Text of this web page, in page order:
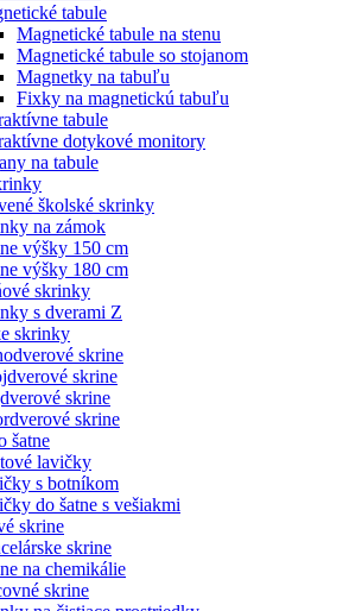
tabule
Magnetické tabule na stenu
Magnetické tabule so stojanom
Magnetky na tabuľu
Fixky na magnetickú tabuľu
tabule
dotykové monitory
na tabule
školské skrinky
na zámok
výšky 150 cm
výšky 180 cm
skrinky
s dverami Z
skrinky
skrine
skrine
skrine
skrine
šatne
lavičky
s botníkom
do šatne s vešiakmi
skrine
skrine
na chemikálie
skrine